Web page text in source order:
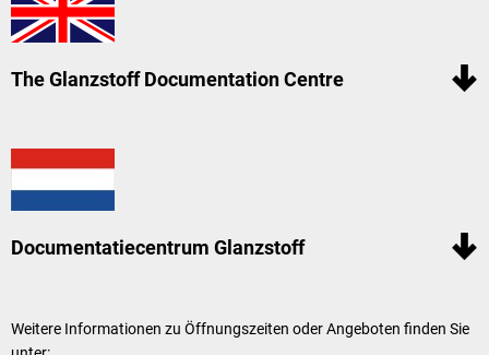
The Glanzstoff Documentation Centre
Documentatiecentrum Glanzstoff
Weitere Informationen zu Öffnungszeiten oder Angeboten finden Sie